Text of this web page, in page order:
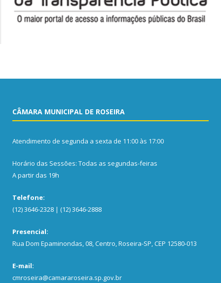
CÂMARA MUNICIPAL DE ROSEIRA
Atendimento de segunda a sexta de 11:00 às 17:00
Horário das Sessões: Todas as segundas-feiras
A partir das 19h
Telefone:
(12) 3646-2328 | (12) 3646-2888
Presencial:
Rua Dom Epaminondas, 08, Centro, Roseira-SP, CEP 12580-013
E-mail:
cmroseira@camararoseira.sp.gov.br